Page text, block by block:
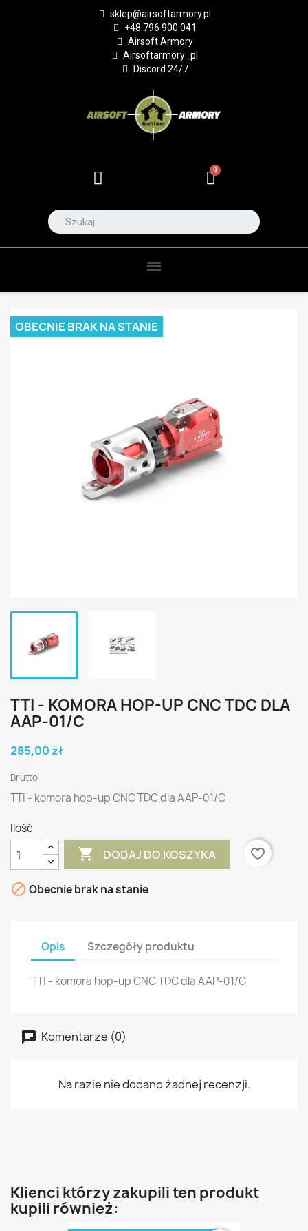
sklep@airsoftarmory.pl
+48 796 900 041
Airsoft Armory
Airsoftarmory_pl
Discord 24/7
OBECNIE BRAK NA STANIE
TTI - KOMORA HOP-UP CNC TDC DLA
AAP-01/C
285,00 zł
Brutto
TTI - komora hop-up CNC TDC dla AAP-01/C
Ilość
 DODAJ DO KOSZYKA favorite_border
 Obecnie brak na stanie
Opis Szczegóły produktu
TTI - komora hop-up CNC TDC dla AAP-01/C
Komentarze (0)
Na razie nie dodano żadnej recenzji.
Klienci którzy zakupili ten produkt
kupili również: